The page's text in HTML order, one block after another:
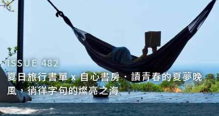
ISSUE 482
夏日旅行書單 x 自心書房．讀青春的夏夢晚
風，徜徉字句的燦亮之海